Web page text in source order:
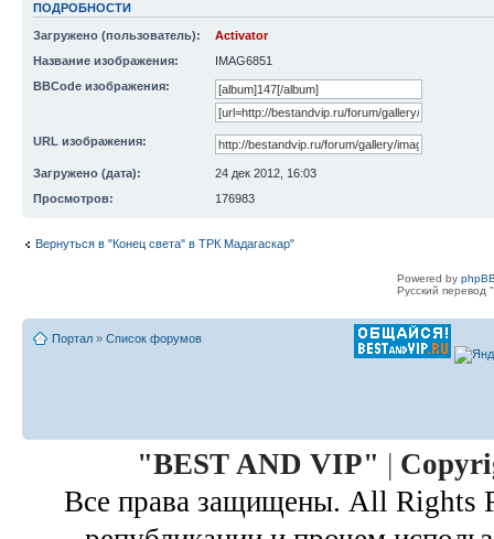
ПОДРОБНОСТИ
Загружено (пользователь):
Activator
Название изображения:
IMAG6851
BBCode изображения:
URL изображения:
Загружено (дата):
24 дек 2012, 16:03
Просмотров:
176983
Вернуться в "Конец света" в ТРК Мадагаскар"
Powered by
Русский перевод
Портал » Список форумов
"BEST AND VIP" |
Все права защищены. All Rights